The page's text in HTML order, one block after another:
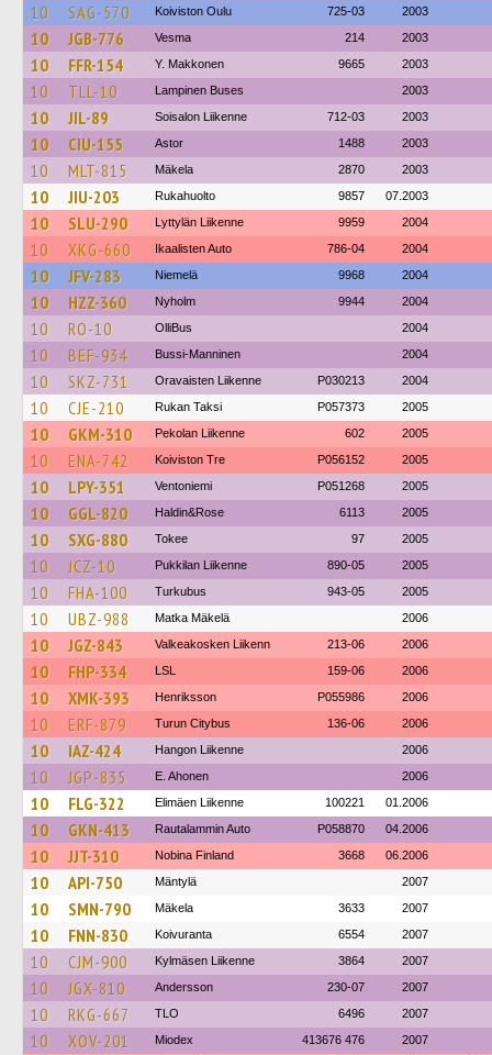
10 SAG-570 Koiviston Oulu 725-03 2003
10 JGB-776 Vesma 214 2003
10 FFR-154 Y. Makkonen 9665 2003
10 TLL-10 Lampinen Buses 2003
10 JIL-89 Soisalon Liikenne 712-03 2003
10 CIU-155 Astor 1488 2003
10 MLT-815 Mäkela 2870 2003
10 JIU-203 Rukahuolto 9857 07.2003
10 SLU-290 Lyttylän Liikenne 9959 2004
10 XKG-660 Ikaalisten Auto 786-04 2004
10 JFV-283 Niemelä 9968 2004
10 HZZ-360 Nyholm 9944 2004
10 RO-10 OlliBus 2004
10 BEF-934 Bussi-Manninen 2004
10 SKZ-731 Oravaisten Liikenne P030213 2004
10 CJE-210 Rukan Taksi P057373 2005
10 GKM-310 Pekolan Liikenne 602 2005
10 ENA-742 Koiviston Tre P056152 2005
10 LPY-351 Ventoniemi P051268 2005
10 GGL-820 Haldin&Rose 6113 2005
10 SXG-880 Tokee 97 2005
10 JCZ-10 Pukkilan Liikenne 890-05 2005
10 FHA-100 Turkubus 943-05 2005
10 UBZ-988 Matka Mäkelä 2006
10 JGZ-843 Valkeakosken Liikenn 213-06 2006
10 FHP-334 LSL 159-06 2006
10 XMK-393 Henriksson P055986 2006
10 ERF-879 Turun Citybus 136-06 2006
10 IAZ-424 Hangon Liikenne 2006
10 JGP-835 E. Ahonen 2006
10 FLG-322 Elimäen Liikenne 100221 01.2006
10 GKN-413 Rautalammin Auto P058870 04.2006
10 JJT-310 Nobina Finland 3668 06.2006
10 API-750 Mäntylä 2007
10 SMN-790 Mäkela 3633 2007
10 FNN-830 Koivuranta 6554 2007
10 CJM-900 Kylmäsen Liikenne 3864 2007
10 JGX-810 Andersson 230-07 2007
10 RKG-667 TLO 6496 2007
10 XOV-201 Miodex 413676 476 2007